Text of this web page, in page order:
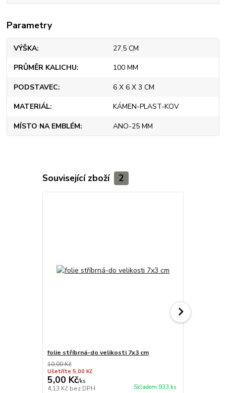
Parametry
VÝŠKA 27,5 CM
PRŮMĚR KALICHU 100 MM
PODSTAVEC 6 X 6 X 3 CM
MATERIÁL KÁMEN-PLAST-KOV
MÍSTO NA EMBLÉM ANO-25 MM
Související zboží 2
folie stříbrná-do velikosti 7x3 cm
10,00 Kč
Ušetříte 5,00 Kč
5,00 Kč/ks
4,13 Kč bez DPH Skladem 933 ks